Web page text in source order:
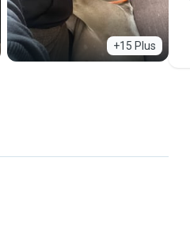
+15 Plus